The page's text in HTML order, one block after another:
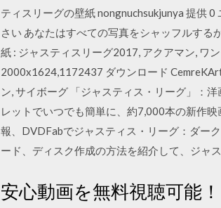
ティスリーグの壁紙 nongnuchsukjunya 提供
さい あなたはすべての写真をシャッフルす
紙 : ジャスティスリーグ2017, アクアマン, ワ
2000x1624,1172437 ダウンロード
ン, サイボーグ 「ジャスティス・リーグ」：
レットでいつでも簡単に、約7,000本の新作
報、DVDFabでジャスティス・リーグ：ダー
ード、ディスク作成の方法を紹介して、ジャ
安心動画を無料視聴可能